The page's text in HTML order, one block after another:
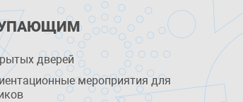
дверей
мероприятия для